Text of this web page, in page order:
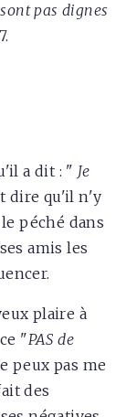
pas dignes
a dit : " Je
dire qu'il n'y
péché dans
amis les
plaire à
"PAS de
peux pas me
des